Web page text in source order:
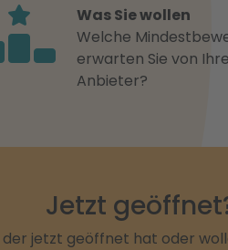
Was Sie wollen
Welche
erwarten Sie von
Anbieter?
Jetzt
der jetzt geöffnet hat oder